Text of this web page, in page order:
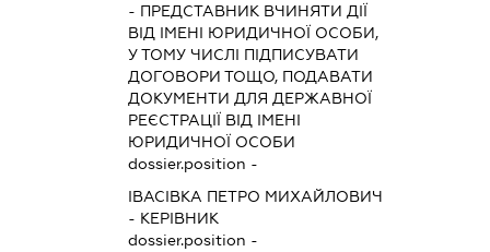
- ПРЕДСТАВНИК ВЧИНЯТИ ДІЇ
ВІД ІМЕНІ ЮРИДИЧНОЇ ОСОБИ,
У ТОМУ ЧИСЛІ ПІДПИСУВАТИ
ДОГОВОРИ ТОЩО, ПОДАВАТИ
ДОКУМЕНТИ ДЛЯ ДЕРЖАВНОЇ
РЕЄСТРАЦІЇ ВІД ІМЕНІ
ЮРИДИЧНОЇ ОСОБИ
dossier.position -
ІВАСІВКА ПЕТРО МИХАЙЛОВИЧ
- КЕРІВНИК
dossier.position -